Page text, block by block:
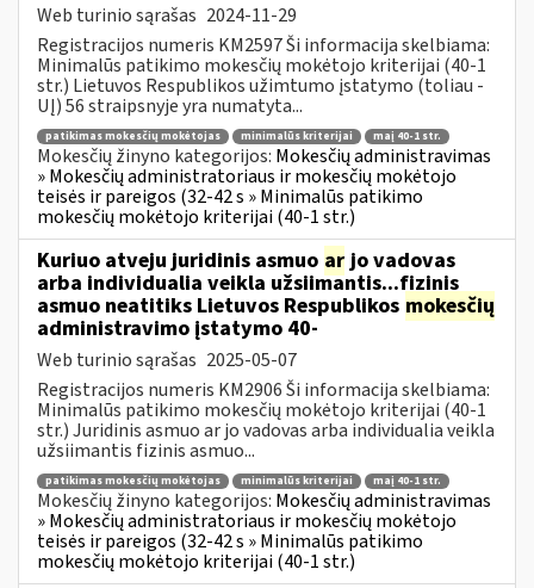
Web turinio sąrašas 2024-11-29
Registracijos numeris KM2597 Ši informacija skelbiama:
Minimalūs patikimo mokesčių mokėtojo kriterijai (40-1
str.) Lietuvos Respublikos užimtumo įstatymo (toliau -
UĮ) 56 straipsnyje yra numatyta...
patikimas mokesčių mokėtojas minimalūs kriterijai maį 40-1 str.
Mokesčių žinyno kategorijos: Mokesčių administravimas
» Mokesčių administratoriaus ir mokesčių mokėtojo
teisės ir pareigos (32-42 s » Minimalūs patikimo
mokesčių mokėtojo kriterijai (40-1 str.)
Kuriuo atveju juridinis asmuo arjo vadovas
arba individualia veikla užsiimantis...fizinis
asmuo neatitiks Lietuvos Respublikos mokesčių
administravimo įstatymo 40-
Web turinio sąrašas 2025-05-07
Registracijos numeris KM2906 Ši informacija skelbiama:
Minimalūs patikimo mokesčių mokėtojo kriterijai (40-1
str.) Juridinis asmuo ar jo vadovas arba individualia veikla
užsiimantis fizinis asmuo...
patikimas mokesčių mokėtojas minimalūs kriterijai maį 40-1 str.
Mokesčių žinyno kategorijos: Mokesčių administravimas
» Mokesčių administratoriaus ir mokesčių mokėtojo
teisės ir pareigos (32-42 s » Minimalūs patikimo
mokesčių mokėtojo kriterijai (40-1 str.)